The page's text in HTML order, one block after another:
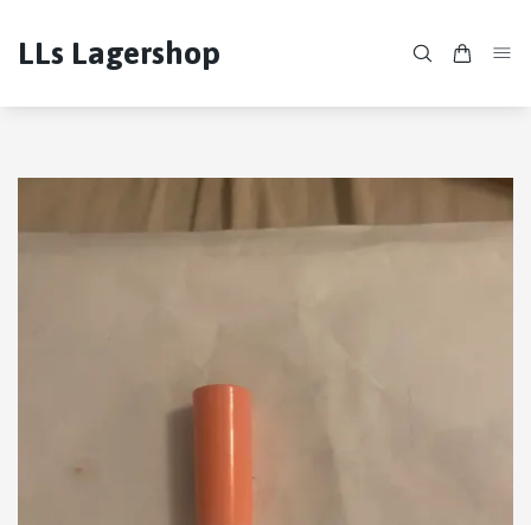
LLs Lagershop